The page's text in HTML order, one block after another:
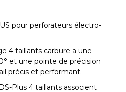
pour perforateurs électro-
4 taillants carbure a une
et une pointe de précision
précis et performant.
Plus 4 taillants associent